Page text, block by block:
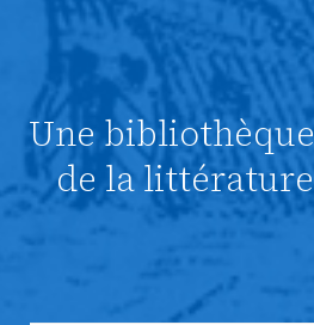
Une
de la